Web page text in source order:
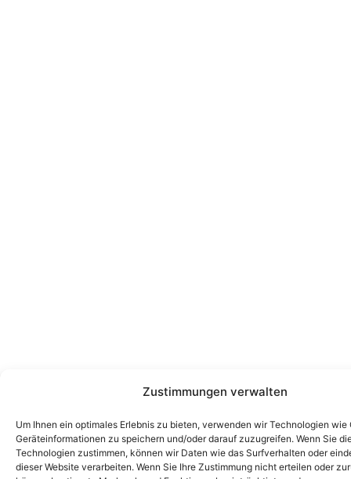
Zustimmungen verwalten
Um Ihnen ein optimales Erlebnis zu bieten, verwenden wir Technologien wie
Geräteinformationen zu speichern und/oder darauf zuzugreifen. Wenn Sie
Technologien zustimmen, können wir Daten wie das Surfverhalten oder
dieser Website verarbeiten. Wenn Sie Ihre Zustimmung nicht erteilen oder